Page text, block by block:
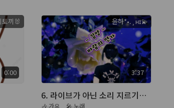
0:00
토끼🐰
3:37
윤하*•.¸ʜɪ💫
6. 라이브가 아닌 소리 지르기~💕김양 - 바람의 연가
🎶 가요 🎤 노래